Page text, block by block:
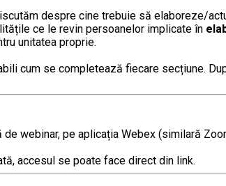
despre cine trebuie să elaboreze/
ce le revin persoanelor implicate în
unitatea proprie.
cum se completează fiecare secțiune.
webinar, pe aplicația Webex (similară
accesul se poate face direct din link.